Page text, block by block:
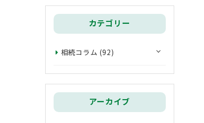
カテゴリー
相続コラム (92)
アーカイブ